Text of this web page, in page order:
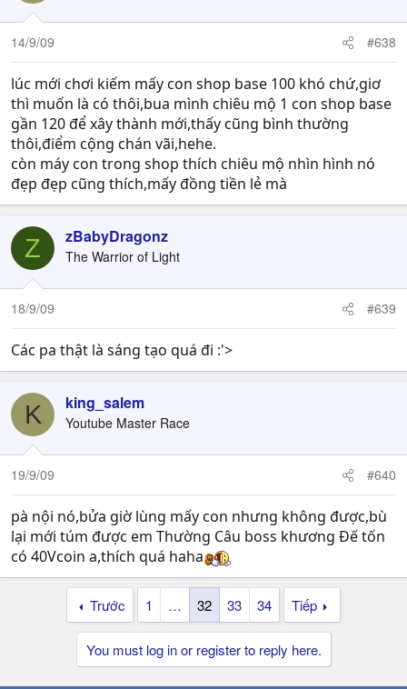
14/9/09 #638
lúc mới chơi kiếm mấy con shop base 100 khó chứ,giơ
thì muốn là có thôi,bua mình chiêu mộ 1 con shop base
gần 120 để xây thành mới,thấy cũng bình thường
thôi,điểm cộng chán vãi,hehe.
còn máy con trong shop thích chiêu mộ nhìn hình nó
đẹp đẹp cũng thích,mấy đồng tiền lẻ mà
Z zBabyDragonz
The Warrior of Light
18/9/09 #639
Các pa thật là sáng tạo quá đi :'>
K king_salem
Youtube Master Race
19/9/09 #640
pà nội nó,bửa giờ lùng mấy con nhưng không được,bù
lại mới túm được em Thường Câu boss khương Đế tốn
có 40Vcoin a,thích quá haha
Trước 1 … 32 33 34 Tiếp
You must log in or register to reply here.